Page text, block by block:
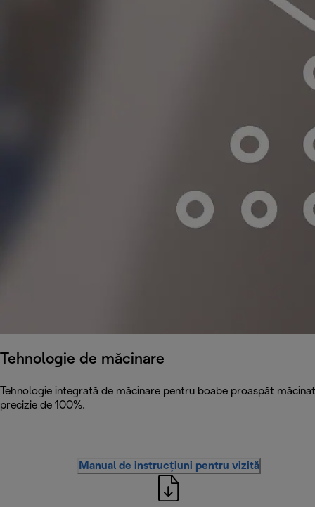
Tehnologie de măcinare
Tehnologie integrată de măcinare pentru boabe proaspăt
precizie de 100%.
Manual de instrucțiuni pentru vizită